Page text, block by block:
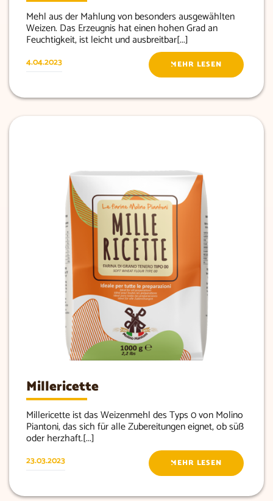
Mehl aus der Mahlung von besonders ausgewählten
Weizen. Das Erzeugnis hat einen hohen Grad an
Feuchtigkeit, ist leicht und ausbreitbar[...]
4.04.2023 MEHR LESEN
Millericette
Millericette ist das Weizenmehl des Typs 0 von Molino
Piantoni, das sich für alle Zubereitungen eignet, ob süß
oder herzhaft.[...]
23.03.2023 MEHR LESEN